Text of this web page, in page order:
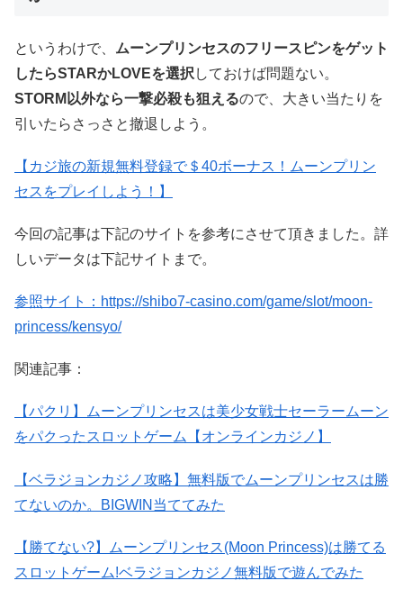
というわけで、 ムーンプリンセスのフリースピンをゲット
したらSTARかLOVEを選択 しておけば問題ない。
STORM以外なら一撃必殺も狙えるので、大きい当たりを
引いたらさっさと撤退しよう。
【カジ旅の新規無料登録で＄40ボーナス！ムーンプリン
セスをプレイしよう！】
今回の記事は下記のサイトを参考にさせて頂きました。詳
しいデータは下記サイトまで。
参照サイト： https://shibo7-casino.com/game/slot/moon-
princess/kensyo/
関連記事：
【パクリ】ムーンプリンセスは美少女戦士セーラームーン
をパクったスロットゲーム【オンラインカジノ】
【ベラジョンカジノ攻略】無料版でムーンプリンセスは勝
てないのか。BIGWIN当ててみた
【勝てない?】ムーンプリンセス(Moon Princess)は勝てる
スロットゲーム!ベラジョンカジノ無料版で遊んでみた